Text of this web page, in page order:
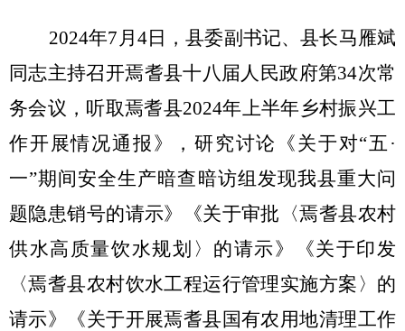
2024年7 月 4日，县委副书记、县长马雁斌
同志主持召开焉耆县十八届 人民政府第34次常
务会议，听取焉耆县2024年上半年乡村振兴工
作开展情况通报》，研究讨论
《关于对“五 ·
一”期间安全生产暗查暗访组发现我县重大问
题隐患销号的请示》《关于审批〈焉耆县农村
供水高质量饮水规划〉的请示》
《关于印发
〈焉耆县农村饮水工程运行管理实施方案〉的
请示》《关于开展焉耆县国有农用地清理工作